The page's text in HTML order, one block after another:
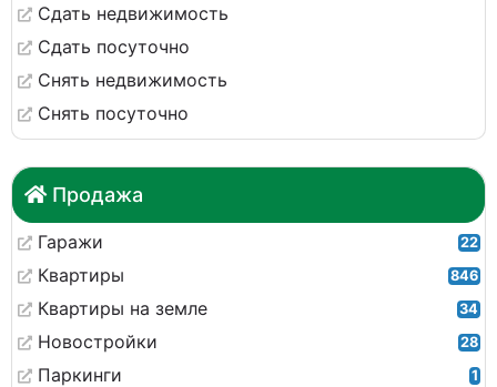
Сдать недвижимость
Сдать посуточно
Снять недвижимость
Снять посуточно
Продажа
Гаражи 22
Квартиры 846
Квартиры на земле 34
Новостройки 28
Паркинги 1